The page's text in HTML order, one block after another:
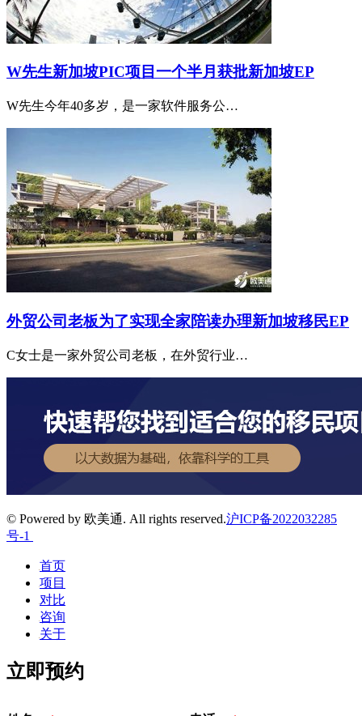
W先生新加坡PIC项目一个半月获批新加坡EP
W先生今年40多岁，是一家软件服务公…
外贸公司老板为了实现全家陪读办理新加坡移民EP
C女士是一家外贸公司老板，在外贸行业…
© Powered by 欧美通. All rights reserved.沪ICP备2022032285
号-1
首页
项目
对比
咨询
关于
立即预约